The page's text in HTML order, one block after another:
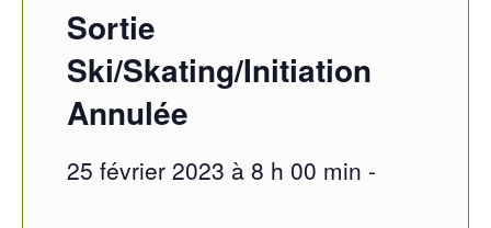
Sortie
Ski/Skating/Initiation
Annulée
25 février 2023 à 8 h 00 min -